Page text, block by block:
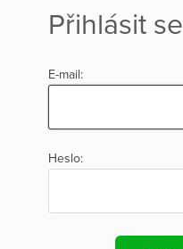
Přihlásit se
E-mail:
Heslo: